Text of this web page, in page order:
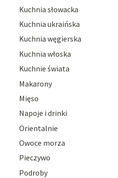
Kuchnia słowacka
Kuchnia ukraińska
Kuchnia węgierska
Kuchnia włoska
Kuchnie świata
Makarony
Mięso
Napoje i drinki
Orientalnie
Owoce morza
Pieczywo
Podroby